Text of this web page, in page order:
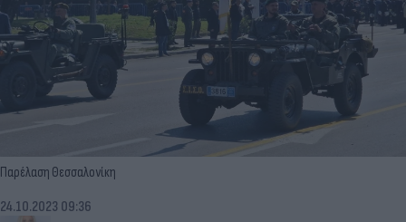
Παρέλαση Θεσσαλονίκη
24.10.2023 09:36